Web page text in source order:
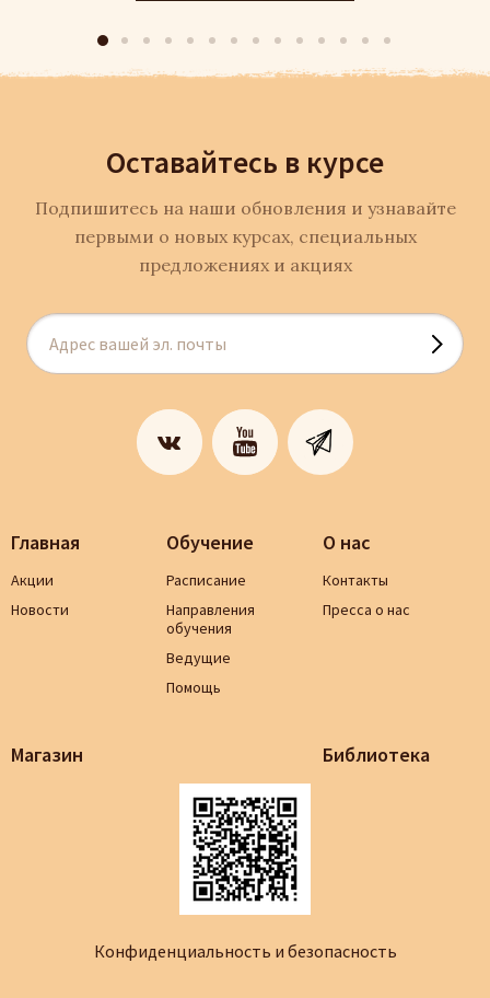
Оставайтесь в курсе
Подпишитесь на наши обновления и узнавайте
первыми о новых курсах, специальных
предложениях и акциях
Главная
Акции
Новости
Обучение
Расписание
Направления
обучения
Ведущие
Помощь
О нас
Контакты
Пресса о нас
Магазин Библиотека
Конфиденциальность и безопасность